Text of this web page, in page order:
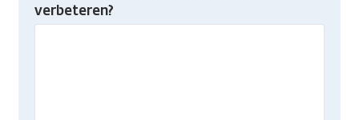
gevonden
verbeteren?